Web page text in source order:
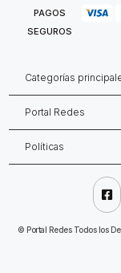
PAGOS
SEGUROS
Categorías
Portal Redes
Políticas

© Portal Redes Todos los